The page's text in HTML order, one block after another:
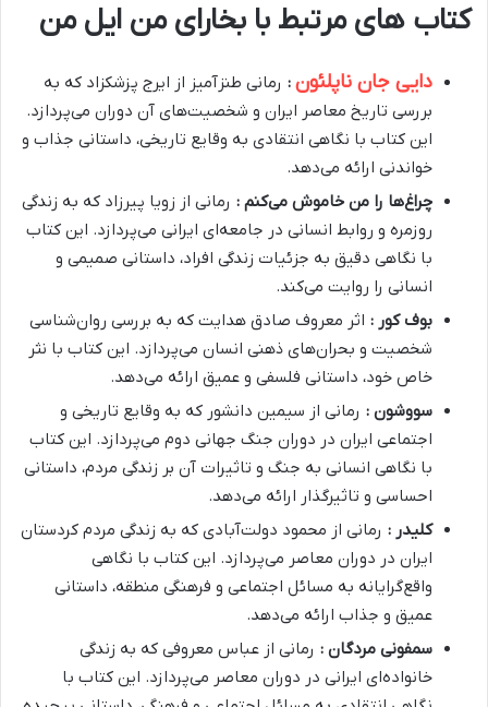
کتاب های مرتبط با بخارای من ایل من
دایی جان ناپلئون : رمانی طنزآمیز از ایرج پزشکزاد که به
بررسی تاریخ معاصر ایران و شخصیت‌های آن دوران می‌پردازد.
این کتاب با نگاهی انتقادی به وقایع تاریخی، داستانی جذاب و
خواندنی ارائه می‌دهد.
چراغ‌ها را من خاموش می‌کنم : رمانی از زویا پیرزاد که به زندگی
روزمره و روابط انسانی در جامعه‌ای ایرانی می‌پردازد. این کتاب
با نگاهی دقیق به جزئیات زندگی افراد، داستانی صمیمی و
انسانی را روایت می‌کند.
بوف کور : اثر معروف صادق هدایت که به بررسی روان‌شناسی
شخصیت و بحران‌های ذهنی انسان می‌پردازد. این کتاب با نثر
خاص خود، داستانی فلسفی و عمیق ارائه می‌دهد.
سووشون : رمانی از سیمین دانشور که به وقایع تاریخی و
اجتماعی ایران در دوران جنگ جهانی دوم می‌پردازد. این کتاب
با نگاهی انسانی به جنگ و تاثیرات آن بر زندگی مردم، داستانی
احساسی و تاثیرگذار ارائه می‌دهد.
کلیدر : رمانی از محمود دولت‌آبادی که به زندگی مردم کردستان
ایران در دوران معاصر می‌پردازد. این کتاب با نگاهی
واقع‌گرایانه به مسائل اجتماعی و فرهنگی منطقه، داستانی
عمیق و جذاب ارائه می‌دهد.
سمفونی مردگان : رمانی از عباس معروفی که به زندگی
خانواده‌ای ایرانی در دوران معاصر می‌پردازد. این کتاب با